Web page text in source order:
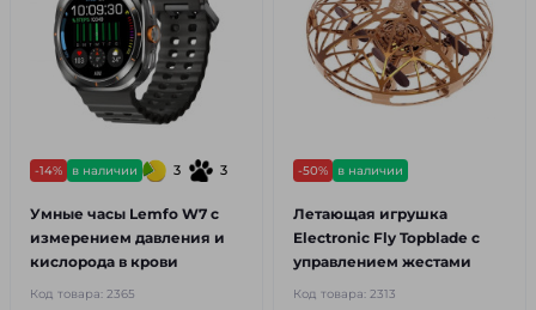
-14% в наличии 3 3
Умные часы Lemfo W7 с
измерением давления и
кислорода в крови
Код товара: 2365
-50% в наличии
Летающая игрушка
Electronic Fly Topblade с
управлением жестами
Код товара: 2313